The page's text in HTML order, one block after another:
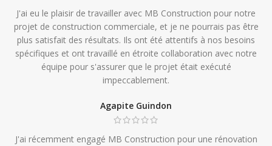
J'ai eu le plaisir de travailler avec MB Construction pour notre
projet de construction commerciale, et je ne pourrais pas être
plus satisfait des résultats. Ils ont été attentifs à nos besoins
spécifiques et ont travaillé en étroite collaboration avec notre
équipe pour s'assurer que le projet était exécuté
impeccablement.
Agapite Guindon
J'ai récemment engagé MB Construction pour une rénovation